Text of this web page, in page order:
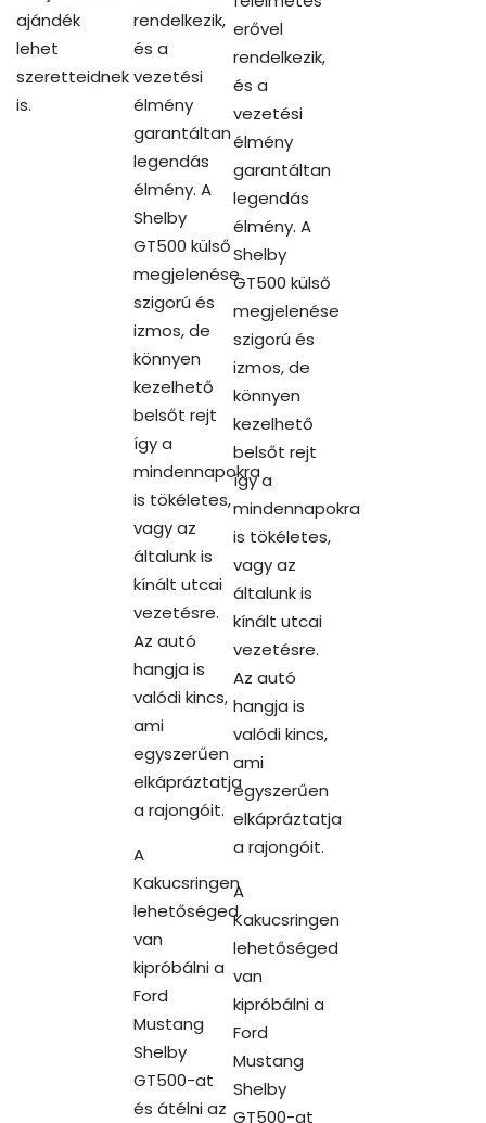
ajándék
lehet
szeretteidnek
is.
rendelkezik,
és a
vezetési
élmény
garantáltan
legendás
élmény. A
Shelby
GT500 külső
megjelenése
szigorú és
izmos, de
könnyen
kezelhető
belsőt rejt
így a
mindennapokra
is tökéletes,
vagy az
általunk is
kínált utcai
vezetésre.
Az autó
hangja is
valódi kincs,
ami
egyszerűen
elkápráztatja
a rajongóit.
A
Kakucsringen
lehetőséged
van
kipróbálni a
Ford
Mustang
Shelby
GT500-at
és átélni az
erővel
rendelkezik,
és a
vezetési
élmény
garantáltan
legendás
élmény. A
Shelby
GT500 külső
megjelenése
szigorú és
izmos, de
könnyen
kezelhető
belsőt rejt
így a
mindennapokra
is tökéletes,
vagy az
általunk is
kínált utcai
vezetésre.
Az autó
hangja is
valódi kincs,
ami
egyszerűen
elkápráztatja
a rajongóit.
A
Kakucsringen
lehetőséged
van
kipróbálni a
Ford
Mustang
Shelby
GT500-at